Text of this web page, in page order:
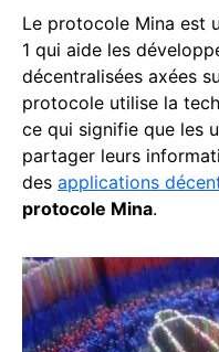
Le protocole Mina est
1 qui aide les
décentralisées axées
protocole utilise la
ce qui signifie que les
partager leurs
des applications
protocole Mina.